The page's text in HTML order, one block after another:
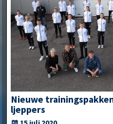
Nieuwe
ljeppers